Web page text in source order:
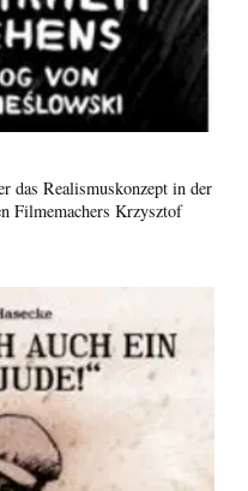
das Realismuskonzept in der
Filmemachers Krzysztof